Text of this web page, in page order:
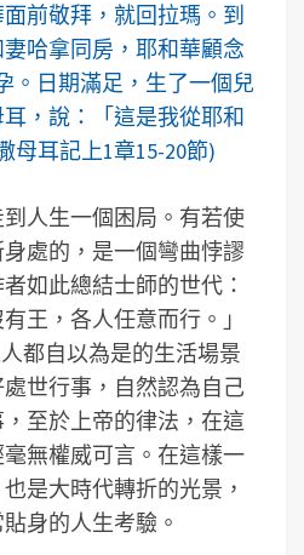
前敬拜，就回拉瑪。到
哈拿同房，耶和華顧念
。日期滿足，生了一個兒
，說：「這是我從耶和
母耳記上1章15-20節)
人生一個困局。有若使
處的，是一個彎曲悖謬
如此總結士師的世代：
王，各人任意而行。」
都自以為是的生活場景
世行事，自然認為自己
至於上帝的律法，在這
無權威可言。在這樣一
是大時代轉折的光景，
身的人生考驗。